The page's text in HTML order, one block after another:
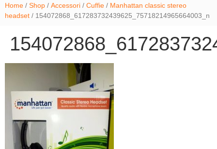
Home / Shop / Accessori / Cuffie / Manhattan classic stereo
headset / 154072868_617283732439625_75718214965664003_n